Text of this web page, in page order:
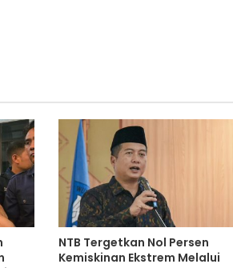
NTB Tergetkan Nol Persen
Kemiskinan Ekstrem Melalui